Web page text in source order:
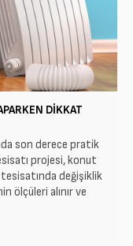
DIKKAT
son derece pratik
projesi, konut
tesisatında değişiklik
ölçüleri alınır ve